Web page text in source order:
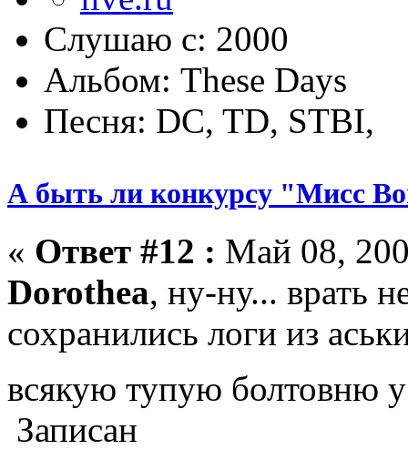
Слушаю с: 2000
Альбом: These Days
Песня: DC, TD, STBI,
А быть ли конкурсу "Мисс
« Ответ #12 : Май 08,
Dorothea, ну-ну... врать
сохранились логи из
всякую тупую болтовню
Записан